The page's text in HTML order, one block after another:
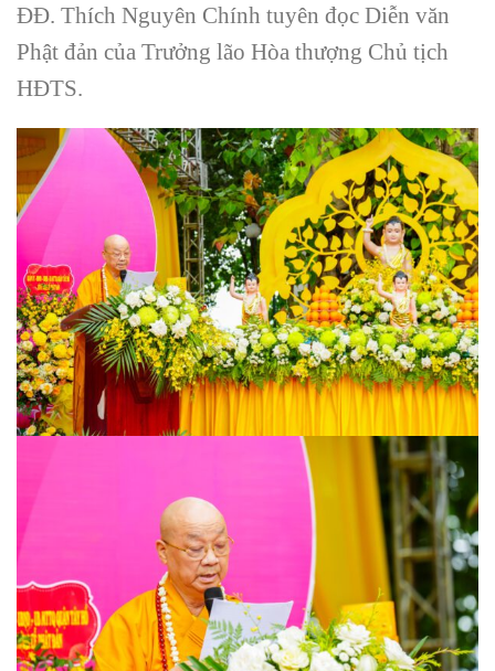
ĐĐ. Thích Nguyên Chính tuyên đọc Diễn văn
Phật đản của Trưởng lão Hòa thượng Chủ tịch
HĐTS.